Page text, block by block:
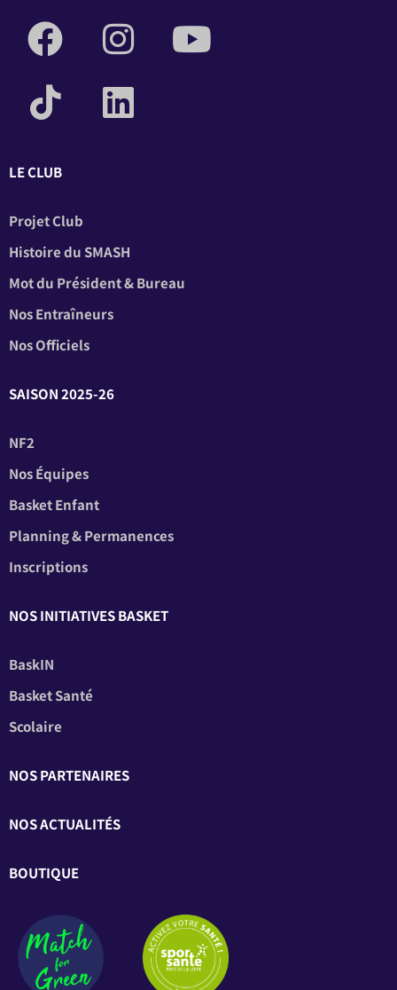
LE CLUB
Projet Club
Histoire du SMASH
Mot du Président & Bureau
Nos Entraîneurs
Nos Officiels
SAISON 2025-26
NF2
Nos Équipes
Basket Enfant
Planning & Permanences
Inscriptions
NOS INITIATIVES BASKET
BaskIN
Basket Santé
Scolaire
NOS PARTENAIRES
NOS ACTUALITÉS
BOUTIQUE